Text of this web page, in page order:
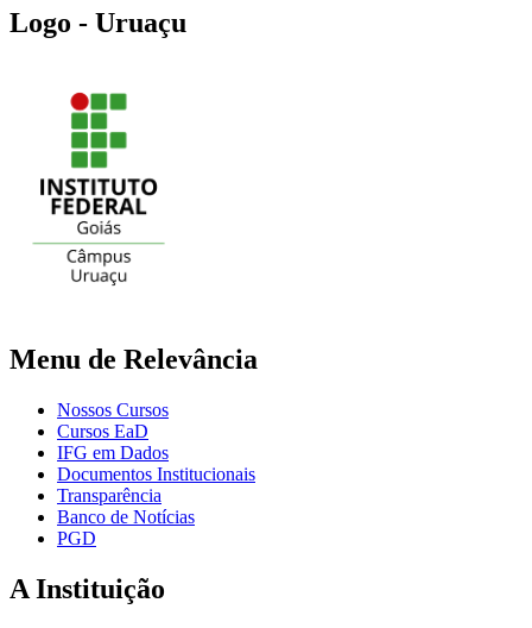
Logo - Uruaçu
Menu de Relevância
Nossos Cursos
Cursos EaD
IFG em Dados
Documentos Institucionais
Transparência
Banco de Notícias
PGD
A Instituição